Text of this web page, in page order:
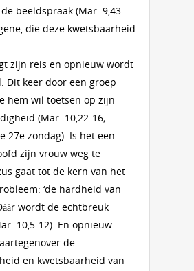
beeldspraak (Mar. 9,43-
die deze kwetsbaarheid
zijn reis en opnieuw wordt
Dit keer door een groep
hem wil toetsen op zijn
(Mar. 10,22-16;
27e zondag). Is het een
zijn vrouw weg te
gaat tot de kern van het
‘de hardheid van
wordt de echtbreuk
10,5-12). En opnieuw
de
en kwetsbaarheid van